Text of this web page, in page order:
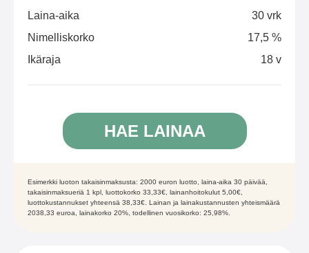
Laina-aika
30 vrk
Nimelliskorko
17,5 %
Ikäraja
18 v
HAE LAINAA
Esimerkki luoton takaisinmaksusta: 2000 euron luotto, laina-aika 30 päivää,
takaisinmaksueriä 1 kpl, luottokorko 33,33€, lainanhoitokulut 5,00€,
luottokustannukset yhteensä 38,33€. Lainan ja lainakustannusten yhteismäärä
2038,33 euroa, lainakorko 20%, todellinen vuosikorko: 25,98%.